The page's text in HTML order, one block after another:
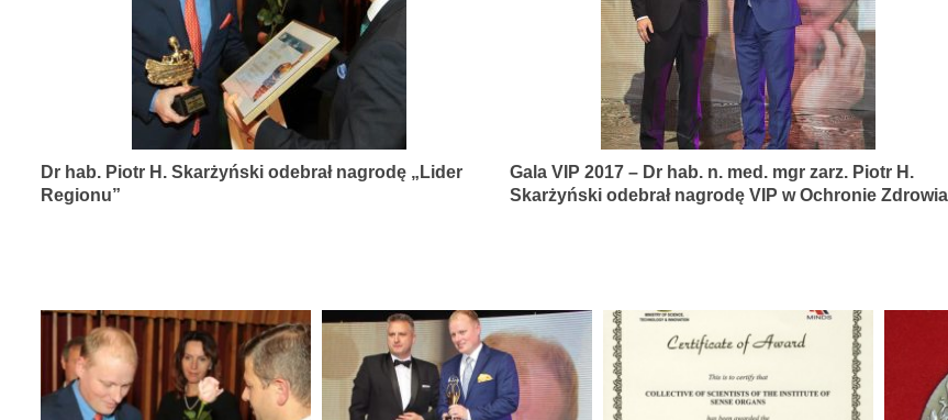
schorzeń
narządów
Dr hab. Piotr H. Skarżyński odebrał nagrodę „Lider
Regionu”
Gala VIP 2017 – Dr hab. n. med. mgr zarz. Piotr H.
Skarżyński odebrał nagrodę VIP w Ochronie Zdrowia